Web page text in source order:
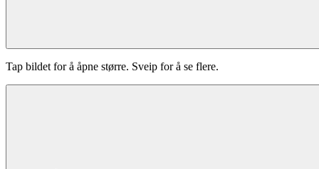
Tap bildet for å åpne større. Sveip for å se flere.